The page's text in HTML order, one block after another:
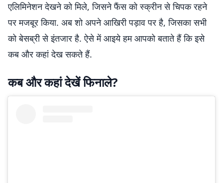
एलिमिनेशन देखने को मिले, जिसने फैंस को स्क्रीन से चिपक रहने
पर मजबूर किया. अब शो अपने आखिरी पड़ाव पर है, जिसका सभी
को बेसब्री से इंतजार है. ऐसे में आइये हम आपको बताते हैं कि इसे
कब और कहां देख सकते हैं.
कब और कहां देखें फिनाले?